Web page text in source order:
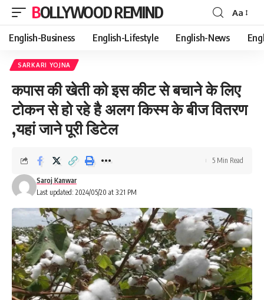
BOLLYWOOD REMIND
Font
Resizer
Aa
English-Business English-Lifestyle English-News
SARKARI YOJNA
कपास की खेती को इस कीट से बचाने के लिए
टोकन से हो रहे है अलग किस्म के बीज वितरण
,यहां जाने पूरी डिटेल
Last updated: 2024/05/20 at 3:21 PM
Saroj Kanwar
5 Min Read